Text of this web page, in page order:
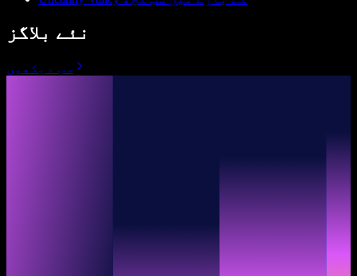
نئے بلاگز
سب دیکھیں